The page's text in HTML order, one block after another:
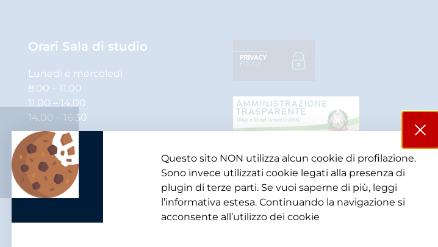
Orari Sala di studio
Lunedì e mercoledì
8.00 – 11.00
11.00 – 14.00
14.00 – 16.30
Martedì, giovedì e venerdì
8.00 – 11.00
11.00 – 14.00
Questo sito NON utilizza alcun cookie di profilazione.
Sono invece utilizzati cookie legati alla presenza di
plugin di terze parti. Se vuoi saperne di più, leggi
l’informativa estesa. Continuando la navigazione si
acconsente all’utilizzo dei cookie​